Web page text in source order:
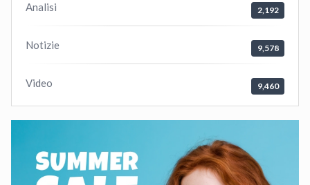
Analisi 2,192
Notizie 9,578
Video 9,460